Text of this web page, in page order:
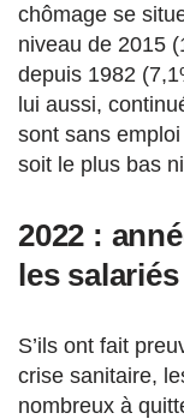
chômage se
niveau de 2015
depuis 1982
lui aussi,
sont sans
soit le plus bas
2022 :
les salariés
S’ils ont fait
crise sanitaire,
nombreux à